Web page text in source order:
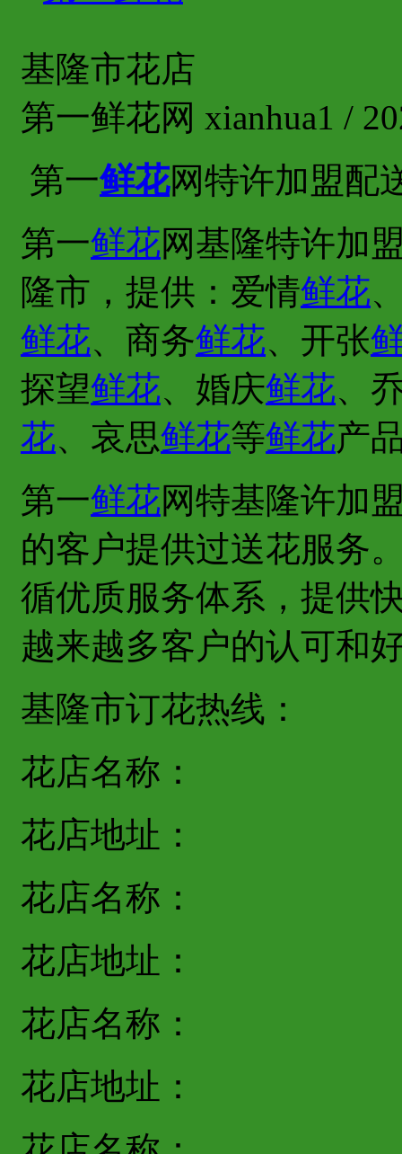
基隆市花店
第一鲜花网 xianhua1 /
第一鲜花网特许加盟
第一鲜花网基隆特许加
隆市，提供：爱情鲜花
鲜花、商务鲜花、开张
探望鲜花、婚庆鲜花、
花、哀思鲜花等鲜花产
第一鲜花网特基隆许加
的客户提供过送花服务
循优质服务体系，提供
越来越多客户的认可和
基隆市订花热线：
花店名称：
花店地址：
花店名称：
花店地址：
花店名称：
花店地址：